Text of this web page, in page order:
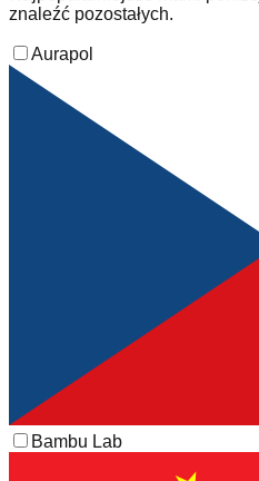
znaleźć pozostałych.
Aurapol
Bambu Lab